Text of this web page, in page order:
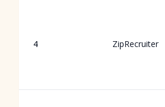
4 ZipRecruiter